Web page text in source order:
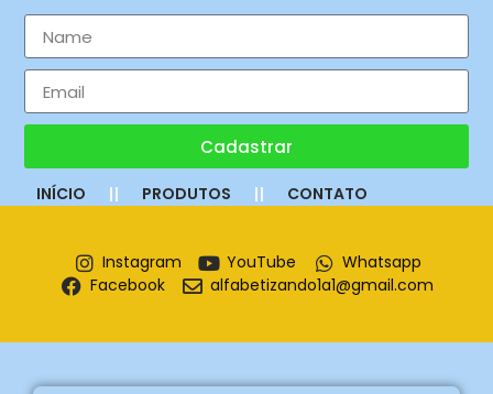
Cadastrar
INÍCIO PRODUTOS CONTATO
Instagram YouTube
Whatsapp
Facebook
alfabetizando1a1@gmail.com